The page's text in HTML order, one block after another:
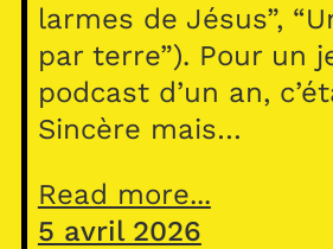
larmes de Jésus”,
par terre”). Pour un
podcast d’un an,
Sincère mais…
Read more...
5 avril 2026